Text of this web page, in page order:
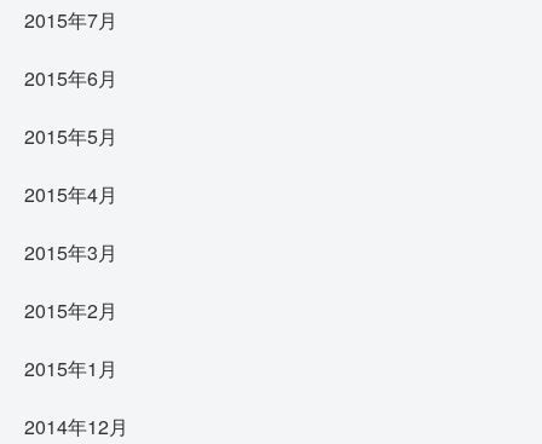
2015年7月
2015年6月
2015年5月
2015年4月
2015年3月
2015年2月
2015年1月
2014年12月